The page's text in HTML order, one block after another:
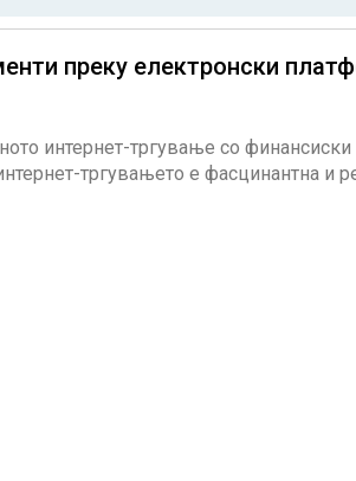
преку електронски
интернет-тргување со финансиски
тргувањето е фасцинантна и